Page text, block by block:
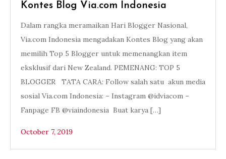
Kontes Blog Via.com Indonesia
Dalam rangka meramaikan Hari Blogger Nasional,
Via.com Indonesia mengadakan Kontes Blog yang akan
memilih Top 5 Blogger untuk memenangkan item
eksklusif dari New Zealand. PEMENANG: TOP 5
BLOGGER TATA CARA: Follow salah satu akun media
sosial Via.com Indonesia: – Instagram @idviacom –
Fanpage FB @viaindonesia Buat karya […]
October 7, 2019